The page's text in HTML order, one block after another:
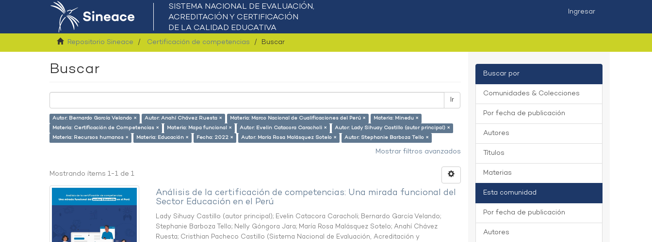
Ingresar
Repositorio Sineace Certificación de competencias Buscar
Buscar
Ir
Autor: Bernardo García Velando × Autor: Anahí Chávez Ruesta × Materia: Marco Nacional de Cualificaciones del Perú ×
Materia: Minedu ×
Materia: Certificación de Competencias ×
Materia: Mapa funcional × Autor: Evelin Catacora Caracholi ×
Autor: Lady Sihuay Castillo (autor principal) ×
Materia: Recursos humanos ×
Materia: Educación × Fecha: 2022 × Autor: María Rosa Malásquez Sotelo × Autor: Stephanie Barboza Tello ×
Mostrar filtros avanzados
Mostrando ítems 1-1 de 1
Análisis de la certificación de competencias: Una mirada funcional del
Sector Educación en el Perú
Lady Sihuay Castillo (autor principal); Evelin Catacora Caracholi; Bernardo García Velando;
Stephanie Barboza Tello; Nelly Góngora Jara; María Rosa Malásquez Sotelo;Anahí Chávez
Ruesta; Cristhian Pacheco Castillo (Sistema Nacional de Evaluación, Acreditación y
Buscar por
Comunidades & Colecciones
Por fecha de publicación
Autores
Títulos
Materias
Esta comunidad
Por fecha de publicación
Autores